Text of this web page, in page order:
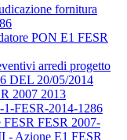
fornitura
PON E1 FESR
arredi progetto
DEL 20/05/2014
2007 2013
FESR-2014-1286
FESR FESR 2007-
- Azione E1 FESR